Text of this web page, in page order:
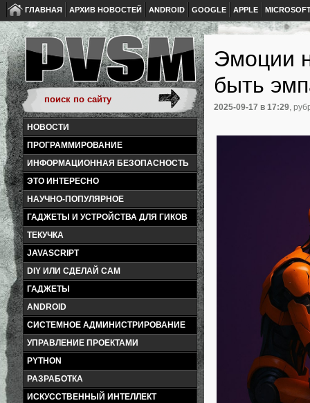
ГЛАВНАЯ АРХИВ НОВОСТЕЙ ANDROID GOOGLE APPLE
НОВОСТИ
ПРОГРАММИРОВАНИЕ
ИНФОРМАЦИОННАЯ БЕЗОПАСНОСТЬ
ЭТО ИНТЕРЕСНО
НАУЧНО-ПОПУЛЯРНОЕ
ГАДЖЕТЫ И УСТРОЙСТВА ДЛЯ ГИКОВ
ТЕКУЧКА
JAVASCRIPT
DIY ИЛИ СДЕЛАЙ САМ
ГАДЖЕТЫ
ANDROID
СИСТЕМНОЕ АДМИНИСТРИРОВАНИЕ
УПРАВЛЕНИЕ ПРОЕКТАМИ
PYTHON
РАЗРАБОТКА
ИСКУССТВЕННЫЙ ИНТЕЛЛЕКТ
Эмоции
быть
2025-09-17 в 17:29,